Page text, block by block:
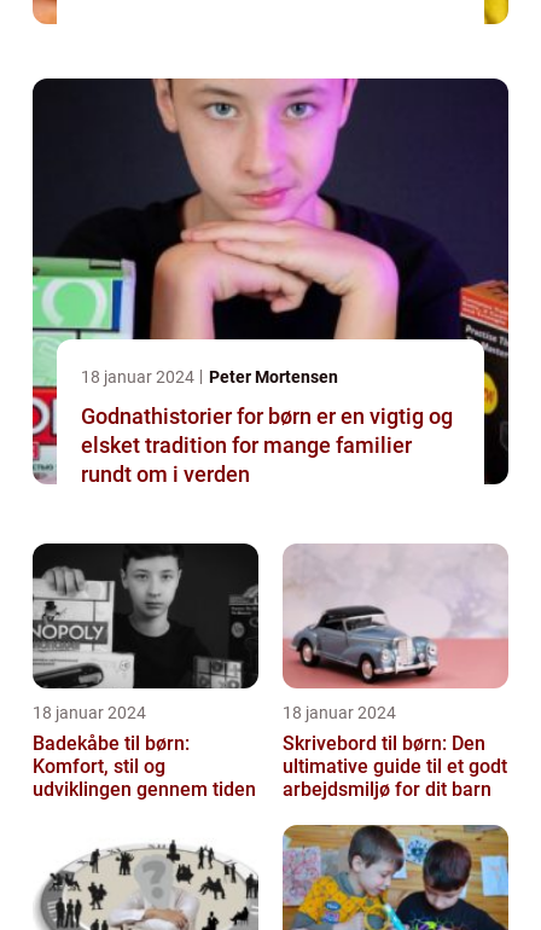
18 januar 2024 Peter Mortensen
Godnathistorier for børn er en vigtig og
elsket tradition for mange familier
rundt om i verden
18 januar 2024
Badekåbe til børn:
Komfort, stil og
udviklingen gennem tiden
18 januar 2024
Skrivebord til børn: Den
ultimative guide til et godt
arbejdsmiljø for dit barn